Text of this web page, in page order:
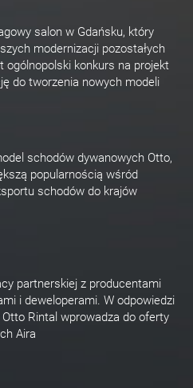
salon w Gdańsku, który
modernizacji pozostałych
ogólnopolski konkurs na projekt
do tworzenia nowych modeli
schodów dywanowych Otto,
popularnością wśród
schodów do krajów
partnerskiej z producentami
i deweloperami. W odpowiedzi
Rintal wprowadza do oferty
Aira